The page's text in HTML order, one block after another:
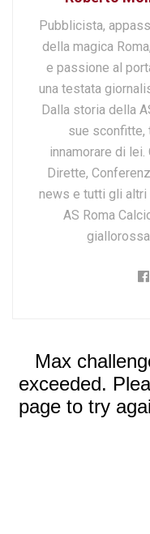
Pubblicista,
della magica
e passione al
una testata
Dalla storia della
sue sconfitte,
innamorare di lei.
Dirette,
news e tutti gli altri
AS Roma